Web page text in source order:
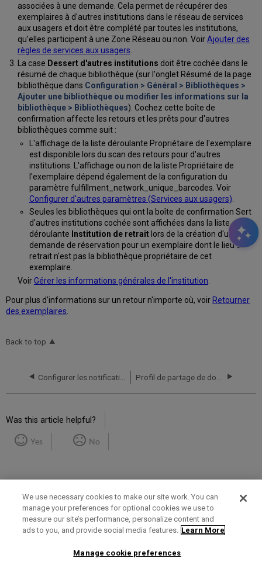
associées à une demande. Cela permet de récupérer des
exemplaires à d'autres institutions dans le réseau de services
aux usagers et doit être complété par toutes les institutions,
qu’elles participent à une Zone Réseau ou non. VoirAjouter des
règles de services aux usagers
La case Dessert d'autres institutions doit être cochée dans le
résumé de chaque bibliothèque (sur l'onglet Résumé de la page
bibliothèque dans Configuration > Général > Bibliothèques >
Ajouter une bibliothèque ou modifier les informations sur la
bibliothèque > Bibliothèques). Cochez cette boîte de
confirmation affecte les retours et les prêts pour d'autres
bibliothèques comme suit :
L'affichage de la liste déroulante Propriétaire de l'exemplaire
est disponible lors du scan des retours pour d'autres
institutions. L'affichage ou non de la liste Propriétaire de
l'exemplaire dépend également de la configuration du
paramètre fulfillment_network_unique_barcodes. Voir
Configurer d'autres paramètres (Services aux usagers)
Seules les bibliothèques qui ont la boîte de confirmation Sert
d'autres institutions cochée sont affichées dans la liste
déroulante Institution de retraitlors de la création d'une
demande de réservation pour un exemplaire dont le lieu du
retrait n'est pas la bibliothèque propriétaire de cet
exemplaire.
VoirGérer les informations générales de l'institution
Pour plus d'informations sur un retour n'importe où, voirRetourner
des exemplaires
Back to top
Was this article helpful?
Yes No
Term of Use Privacy Policy Contact Us
We use necessary cookies to make our site work. You can
manage your preferences for optional cookies we use to
measure our site’s performance, personalize content and
ads to you, and provide social media features. Learn More
Manage cookie preferences